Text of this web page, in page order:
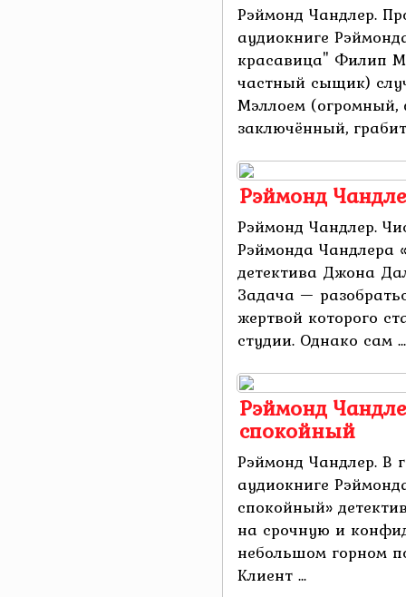
Рэймонд Чандлер.
аудиокниге
красавица" Филип
частный сыщик)
Мэллоем
заключённый,
Рэймонд
Рэймонд Чандлер.
Рэймонда Чандлера
детектива Джона
Задача —
жертвой которого
студии. Однако сам ...
Рэймонд
спокойный
Рэймонд Чандлер. В
аудиокниге
спокойный»
на срочную и
небольшом горном
Клиент ...